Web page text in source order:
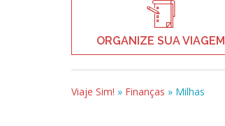
ORGANIZE SUA VIAGEM
Viaje Sim! » Finanças » Milhas